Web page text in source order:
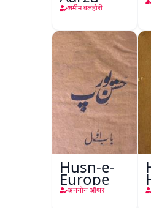
शमीम बलहोरी
Husn-e-
Europe
अननोन ऑथर